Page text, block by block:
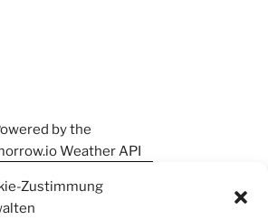
Zustimmung